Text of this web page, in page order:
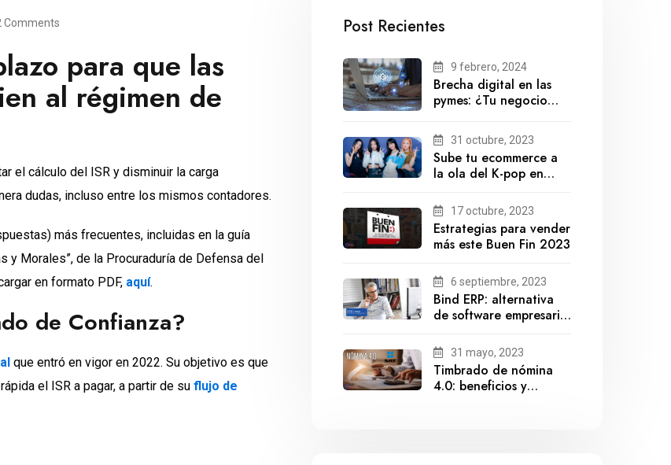
Comments
para que las
al régimen de
el cálculo del ISR y disminuir la carga
dudas, incluso entre los mismos contadores.
más frecuentes, incluidas en la guía
y Morales”, de la Procuraduría de Defensa del
en formato PDF, aquí.
de Confianza?
que entró en vigor en 2022. Su objetivo es que
el ISR a pagar, a partir de su flujo de
Post Recientes
9 febrero, 2024
Brecha digital en las
pymes: ¿Tu negocio
futuro?31 octubre, 2023
Sube tu ecommerce a
la ola del K-pop en
17 octubre, 2023
Estrategias para vender
más este Buen Fin 2023
6 septiembre, 2023
Bind ERP: alternativa
de software empresarial
Gestionix
31 mayo, 2023
Timbrado de nómina
4.0: beneficios y